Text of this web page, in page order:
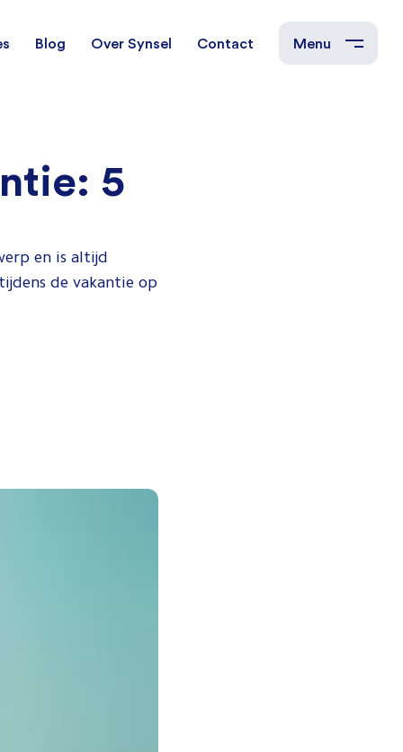
Technische
Monteurs Technische
Blog Over Synsel Contact Menu
5
en is altijd
de vakantie op